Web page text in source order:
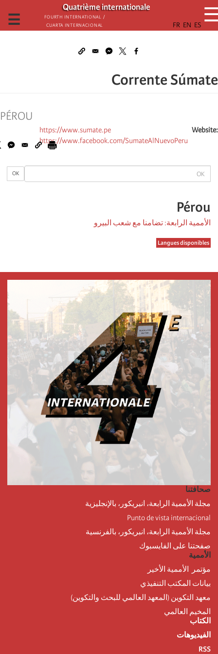
تجاوز
إلى
المحتوى
Quatrième internationale
Fourth International /
Cuarta Internacional
☰
OK
OK
Pérou
الأممية الرابعة: تضامنا مع شعب البيرو
Langues disponibles
Corrente Súmate
PÉROU
Website
https://www.sumate.pe
https://www.facebook.com/SumateAlNuevoPeru
صحافتنا
مجلة الأممية الرابعة، انبريكور، بالإنجليزية
Punto de vista internacional
مجلة الأممية الرابعة، انبريكور، بالفرنسية
صفحتنا على الفايسبوك
الأممية
مؤتمر الأممية الأخير
بيانات المكتب التنفيذي
معهد التكوين (المعهد العالمي للبحث والتكوين)
المخيم العالمي
الكتاب
الفيديوهات
RSS